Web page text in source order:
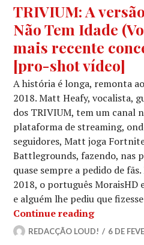
TRIVIUM: A
Não Tem Idade
mais recente
[pro-shot vídeo]
A história é longa, remonta
2018. Matt Heafy, vocalista,
dos TRIVIUM, tem um canal
plataforma de streaming,
seguidores, Matt joga
Battlegrounds, fazendo, nas
quase sempre a pedido de
2018, o português MoraisHD
e alguém lhe pediu que
Continue readingTRIVIUM:
REDACÇÃO LOUD! 6 DE